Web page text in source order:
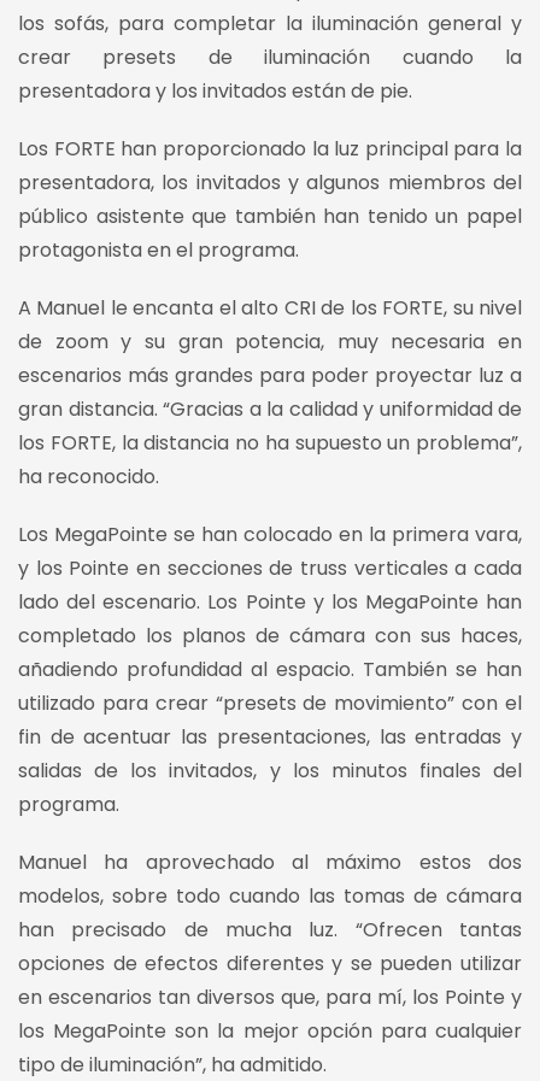
los sofás, para completar la iluminación general y
crear presets de iluminación cuando la
presentadora y los invitados están de pie.
Los FORTE han proporcionado la luz principal para la
presentadora, los invitados y algunos miembros del
público asistente que también han tenido un papel
protagonista en el programa.
A Manuel le encanta el alto CRI de los FORTE, su nivel
de zoom y su gran potencia, muy necesaria en
escenarios más grandes para poder proyectar luz a
gran distancia. “Gracias a la calidad y uniformidad de
los FORTE, la distancia no ha supuesto un problema”,
ha reconocido.
Los MegaPointe se han colocado en la primera vara,
y los Pointe en secciones de truss verticales a cada
lado del escenario. Los Pointe y los MegaPointe han
completado los planos de cámara con sus haces,
añadiendo profundidad al espacio. También se han
utilizado para crear “presets de movimiento” con el
fin de acentuar las presentaciones, las entradas y
salidas de los invitados, y los minutos finales del
programa.
Manuel ha aprovechado al máximo estos dos
modelos, sobre todo cuando las tomas de cámara
han precisado de mucha luz. “Ofrecen tantas
opciones de efectos diferentes y se pueden utilizar
en escenarios tan diversos que, para mí, los Pointe y
los MegaPointe son la mejor opción para cualquier
tipo de iluminación”, ha admitido.